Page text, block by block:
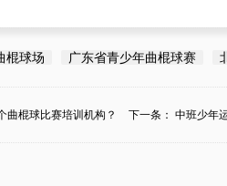
棍球场 广东省青少年曲棍球赛
曲棍球比赛培训机构？ 下一条： 中班少年